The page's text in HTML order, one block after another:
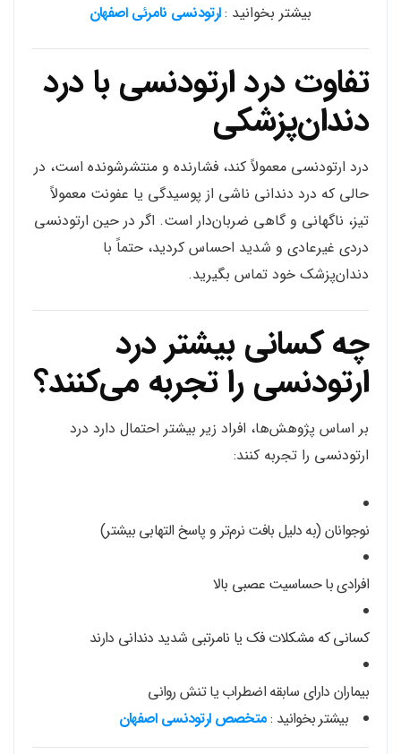
بیشتر بخوانید :ارتودنسی نامرئی اصفهان
تفاوت درد ارتودنسی با درد
دندان‌پزشکی
درد ارتودنسی معمولاً کند، فشارنده و منتشرشونده است، در
حالی که درد دندانی ناشی از پوسیدگی یا عفونت معمولاً
تیز، ناگهانی و گاهی ضربان‌دار است. اگر در حین ارتودنسی
دردی غیرعادی و شدید احساس کردید، حتماً با
دندان‌پزشک خود تماس بگیرید.
چه کسانی بیشتر درد
ارتودنسی را تجربه می‌کنند؟
بر اساس پژوهش‌ها، افراد زیر بیشتر احتمال دارد درد
ارتودنسی را تجربه کنند:
نوجوانان (به دلیل بافت نرم‌تر و پاسخ التهابی بیشتر)
افرادی با حساسیت عصبی بالا
کسانی که مشکلات فک یا نامرتبی شدید دندانی دارند
بیماران دارای سابقه اضطراب یا تنش روانی
بیشتر بخوانید :متخصص ارتودنسی اصفهان